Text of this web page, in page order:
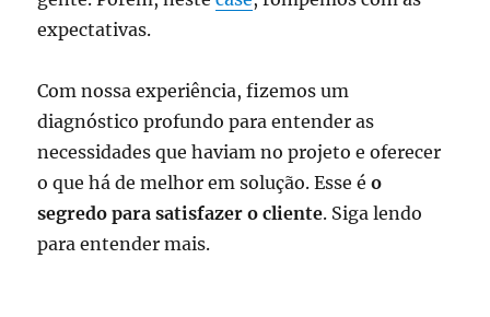
expectativas.
Com nossa experiência, fizemos um
diagnóstico profundo para entender as
necessidades que haviam no projeto e oferecer
o que há de melhor em solução. Esse éo
segredo para satisfazer o cliente. Siga lendo
para entender mais.